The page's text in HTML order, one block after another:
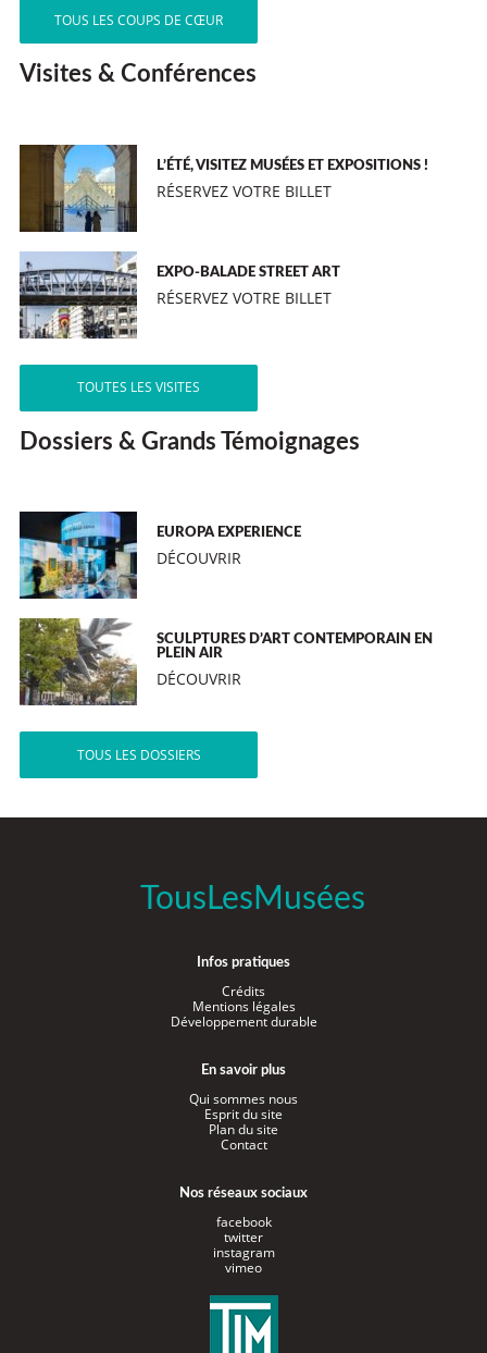
TOUS LES COUPS DE CŒUR
Visites & Conférences
L’ÉTÉ, VISITEZ MUSÉES ET EXPOSITIONS !
RÉSERVEZ VOTRE BILLET
EXPO-BALADE STREET ART
RÉSERVEZ VOTRE BILLET
TOUTES LES VISITES
Dossiers & Grands Témoignages
EUROPA EXPERIENCE
DÉCOUVRIR
SCULPTURES D’ART CONTEMPORAIN EN
PLEIN AIR
DÉCOUVRIR
TOUS LES DOSSIERS
TousLesMusées
Infos pratiques
Crédits
Mentions légales
Développement durable
En savoir plus
Qui sommes nous
Esprit du site
Plan du site
Contact
Nos réseaux sociaux
facebook
twitter
instagram
vimeo